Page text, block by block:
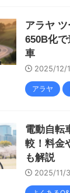
アラヤ ツ
650B化
車
2025/12/1
アラヤ
電動自転
較！料金
も解説
2025/11/